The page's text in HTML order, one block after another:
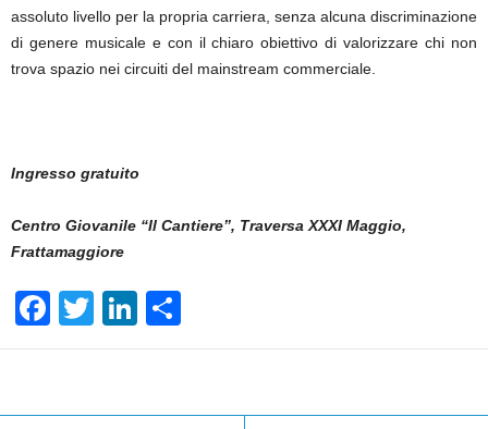
assoluto livello per la propria carriera, senza alcuna discriminazione
di genere musicale e con il chiaro obiettivo di valorizzare chi non
trova spazio nei circuiti del mainstream commerciale.
Ingresso gratuito
Centro Giovanile “Il Cantiere”, Traversa XXXI Maggio,
Frattamaggiore
F
a
e
T
wi
er
Li
n
e
h
e